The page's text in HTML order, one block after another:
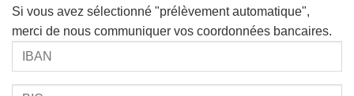
Si vous avez sélectionné "prélèvement automatique",
merci de nous communiquer vos coordonnées bancaires.